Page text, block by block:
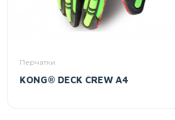
Перчатки
KONG® DECK CREW A4